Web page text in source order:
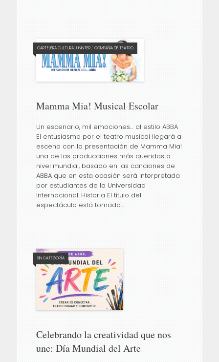
CARTELERA CULTURAL UNINTER/ COMPAÑIA DE TEATRO
Mamma Mia! Musical Escolar
Un escenario, mil emociones… al estilo ABBA
El entusiasmo por el teatro musical llegará a
escena con la presentación de Mamma Mia!
una de las producciones más queridas a
nivel mundial, basado en las canciones de
ABBA que en esta ocasión será interpretada
por estudiantes de la Universidad
Internacional. Historia El título del
espectáculo está tomado…
SIN CATEGORÍA
Celebrando la creatividad que nos
une: Día Mundial del Arte